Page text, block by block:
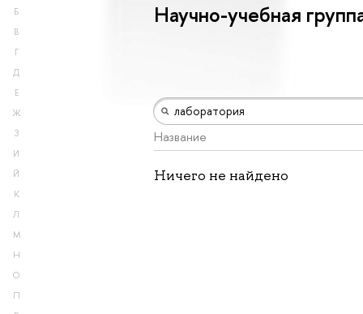
Б
В
Г
Д
Е
Ж
З
И
Й
К
Л
М
Н
О
П
Научно-учебная
Название
Ничего не найдено